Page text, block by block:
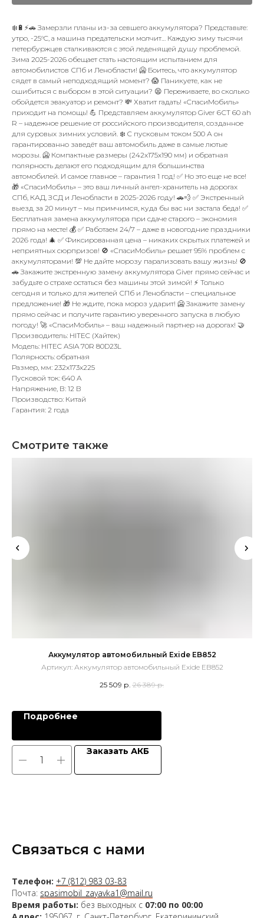
❄️🔋⚡🚗 Замерзли планы из-за севшего аккумулятора? Представьте:
утро, -25°C, а машина предательски молчит… Каждую зиму тысячи
петербуржцев сталкиваются с этой леденящей душу проблемой.
Зима 2025-2026 обещает стать настоящим испытанием для
автомобилистов СПб и Ленобласти! 🥶 Боитесь, что аккумулятор
сядет в самый неподходящий момент? 😱 Паникуете, как не
ошибиться с выбором в этой ситуации? 😫 Переживаете, во сколько
обойдется эвакуатор и ремонт? 💸 Хватит гадать! «СпасиМобиль»
приходит на помощь! 💪 Представляем аккумулятор Giver 6СТ 60 ah
R – надежное решение от российского производителя, созданное
для суровых зимних условий. ❄️ С пусковым током 500 А он
гарантированно заведёт ваш автомобиль даже в самые лютые
морозы. 🥶 Компактные размеры (242x175x190 мм) и обратная
полярность делают его подходящим для большинства
автомобилей. И самое главное – гарантия 1 год! ✅ Но это еще не все!
🎁 «СпасиМобиль» – это ваш личный ангел-хранитель на дорогах
СПб, КАД, ЗСД и Ленобласти в 2025-2026 году! 🚗💨 ✅ Экстренный
выезд за 20 минут – мы примчимся, куда бы вас ни застала беда! ✅
Бесплатная замена аккумулятора при сдаче старого – экономия
прямо на месте! 💰 ✅ Работаем 24/7 – даже в новогодние праздники
2026 года! 🎄 ✅ Фиксированная цена – никаких скрытых платежей и
неприятных сюрпризов! 🚫 «СпасиМобиль» решает 95% проблем с
аккумуляторами! 💯 Не дайте морозу парализовать вашу жизнь! 🚫
🚗 Закажите экстренную замену аккумулятора Giver прямо сейчас и
забудьте о страхе остаться без машины этой зимой! ⚡ Только
сегодня и только для жителей СПб и Ленобласти – специальное
предложение! 🎁 Не ждите, пока мороз ударит! 🥶 Закажите замену
прямо сейчас и получите гарантию уверенного запуска в любую
погоду! 🚀 «СпасиМобиль» – ваш надежный партнер на дорогах! 🤝
Производитель: HITEC (Хайтек)
Модель: HITEC ASIA 70R 80D23L
Полярность: обратная
Размер, мм: 232x173x225
Пусковой ток: 640 А
Напряжение, В: 12 В
Производство: Китай
Гарантия: 2 года
Смотрите также
Аккумулятор автомобильный Exide EB852
Артикул: Аккумулятор автомобильный Exide EB852
25 509 р. 26 389 р.
Подробнее
Заказать АКБ
Связаться с нами
Телефон: +7 (812) 983 03-83
Почта: spasimobil_zayavka1@mail.ru
Время работы: без выходных с 07:00 по 00:00